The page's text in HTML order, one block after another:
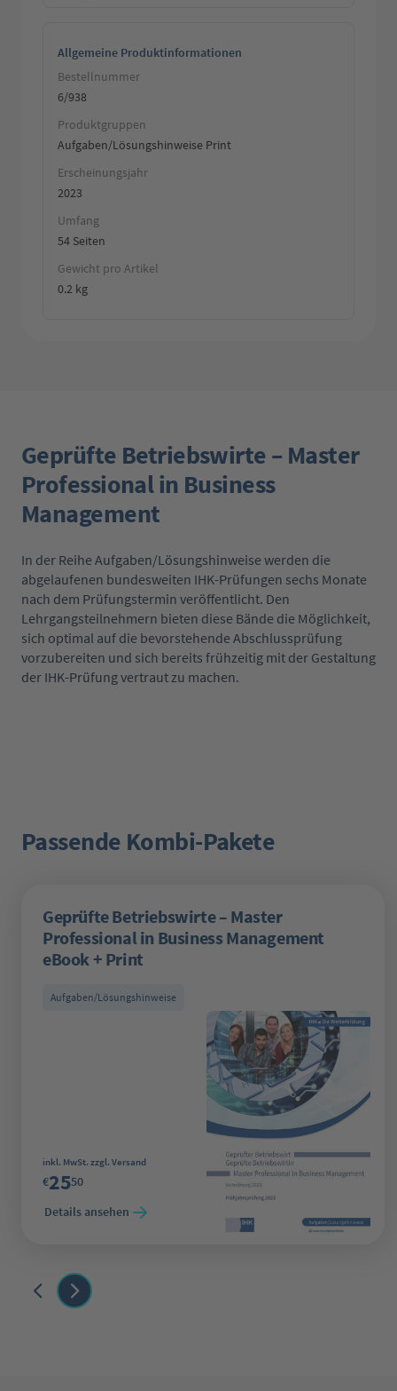
Allgemeine Produktinformationen
Bestellnummer
6/938
Produktgruppen
Aufgaben/Lösungshinweise Print
Erscheinungsjahr
2023
Umfang
54 Seiten
Gewicht pro Artikel
0.2 kg
Geprüfte Betriebswirte – Master
Professional in Business
Management
In der Reihe Aufgaben/Lösungshinweise werden die
abgelaufenen bundesweiten IHK-Prüfungen sechs Monate
nach dem Prüfungstermin veröffentlicht. Den
Lehrgangsteilnehmern bieten diese Bände die Möglichkeit,
sich optimal auf die bevorstehende Abschlussprüfung
vorzubereiten und sich bereits frühzeitig mit der Gestaltung
der IHK-Prüfung vertraut zu machen.
Produktgalerie überspringen
Passende Kombi-Pakete
Geprüfte Betriebswirte – Master
Professional in Business Management
eBook + Print
Aufgaben/Lösungshinweise
Regulärer Preis:
inkl. MwSt. zzgl. Versand
€2550
Details ansehen